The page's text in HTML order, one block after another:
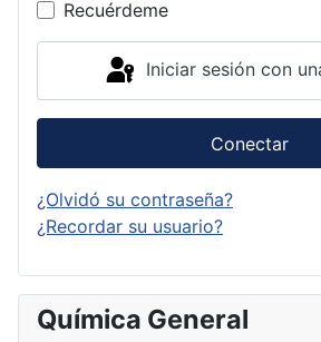
Recuérdeme
Iniciar sesión con
Conectar
¿Olvidó su contraseña?
¿Recordar su usuario?
Química General